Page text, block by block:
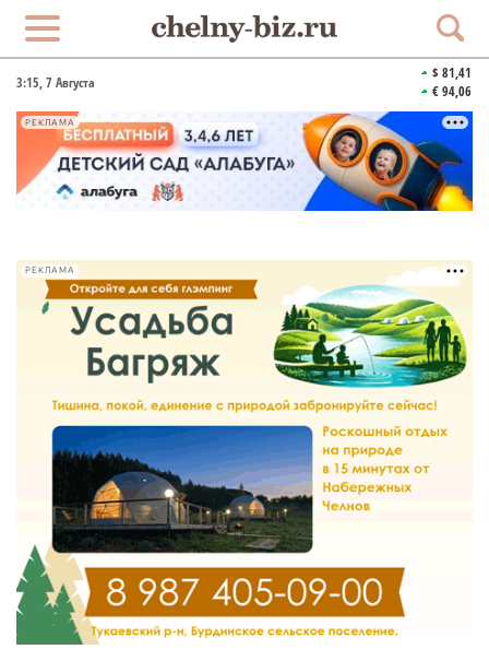
3:15, 7 Августа
$ 81,41
€ 94,06
РЕКЛАМА
РЕКЛАМА